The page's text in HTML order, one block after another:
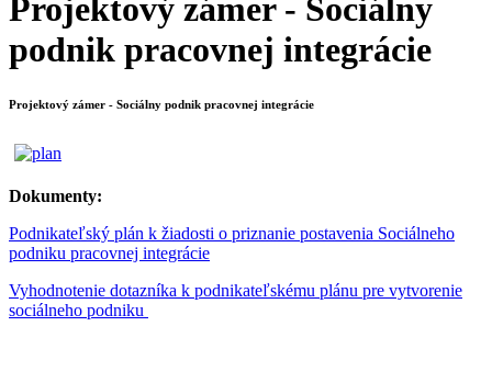
Projektový zámer - Sociálny
podnik pracovnej integrácie
Projektový zámer - Sociálny podnik pracovnej integrácie
Dokumenty:
Podnikateľský plán k žiadosti o priznanie postavenia Sociálneho
podniku pracovnej integrácie
Vyhodnotenie dotazníka k podnikateľskému plánu pre vytvorenie
sociálneho podniku